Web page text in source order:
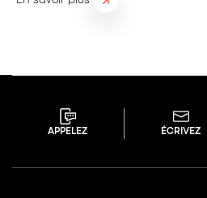
APPELEZ ÉCRIVEZ